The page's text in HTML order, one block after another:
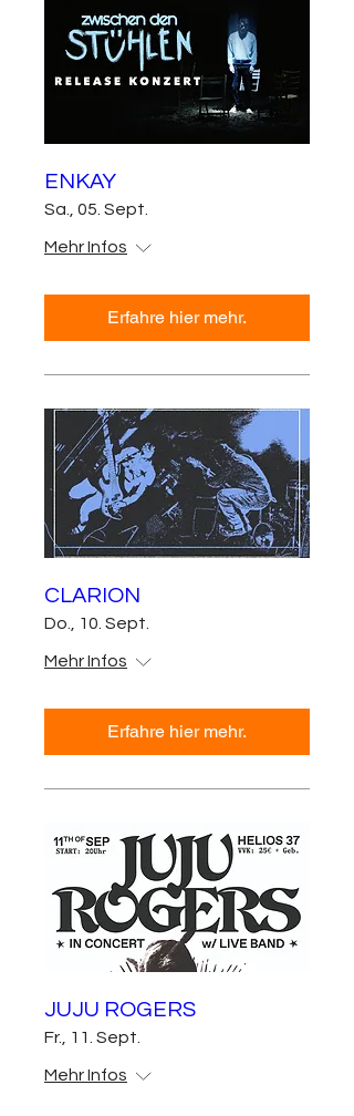
ENKAY
Sa., 05. Sept.
Mehr Infos
Erfahre hier mehr.
CLARION
Do., 10. Sept.
Mehr Infos
Erfahre hier mehr.
JUJU ROGERS
Fr., 11. Sept.
Mehr Infos